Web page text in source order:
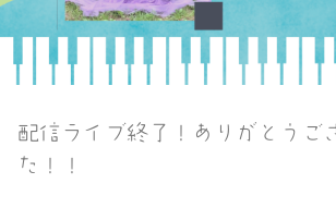
配信ライブ終了！ありがとうご
た！！